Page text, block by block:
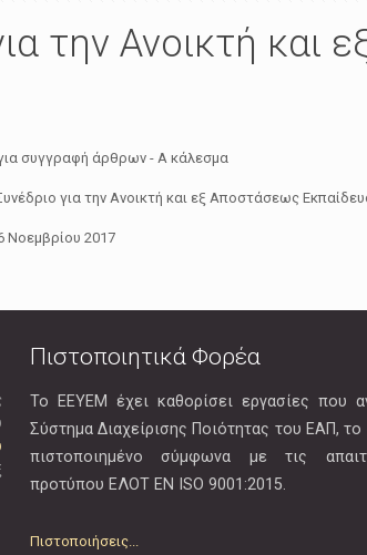
την Ανοικτή
συγγραφή άρθρων - Α κάλεσμα
για την Ανοικτή και εξ Αποστάσεως
Νοεμβρίου 2017
Πιστοποιητικά Φορέα
Το ΕΕΥΕΜ έχει καθορίσει εργασίες που
Σύστημα Διαχείρισης Ποιότητας του ΕΑΠ, το
πιστοποιημένο σύμφωνα με τις
προτύπου EΛOT EN ISO 9001:2015.
Πιστοποιήσεις...